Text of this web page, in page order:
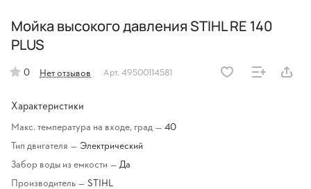
Мойка высокого давления STIHL RE 140
PLUS
0 Нет отзывов Арт. 49500114581
Характеристики
Макс. температура на входе, град — 40
Тип двигателя — Электрический
Забор воды из емкости — Да
Производитель — STIHL